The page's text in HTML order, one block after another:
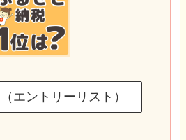
エントリーリスト）